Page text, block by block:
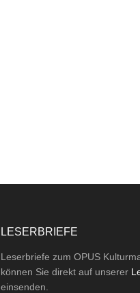
LESERBRIEFE
Leserbriefe zum OPUS
können Sie direkt auf unserer
einsenden.